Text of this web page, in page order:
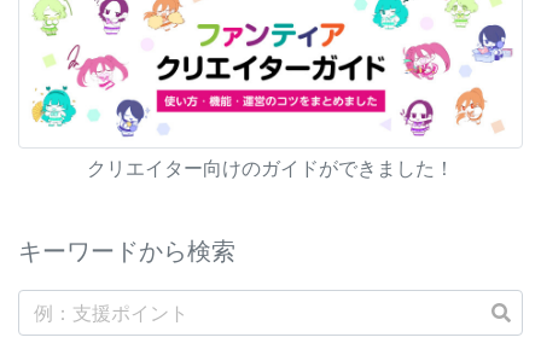
クリエイター向けのガイドができました！
キーワードから検索